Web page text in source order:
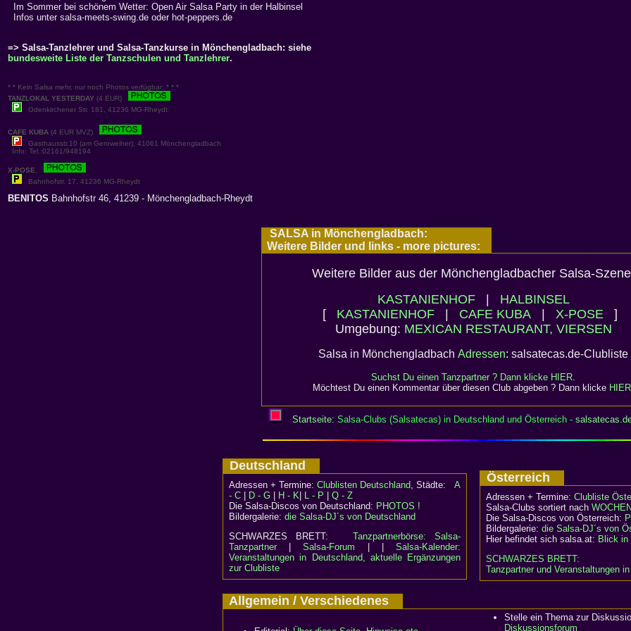
Im Sommer bei schönem Wetter: Open Air Salsa Party in der Halbinsel
Infos unter salsa-meets-swing.de oder hot-peppers.de
=> Salsa-Tanzlehrer und Salsa-Tanzkurse in Mönchengladbach: siehe
bundesweite Liste der Tanzschulen und Tanzlehrer.
* * Kein Salsa mehr, nur noch Photos verfügbar: * * *
TANZLOKAL YESTERDAY (4 EUR)
Odenkirchener Str. 181, 41236 MG-Rheydt
CAFE KUBA (4 EUR MVZ)
Gasthausstr.10 (am Geroweiher), 41061 Mönchengladbach
Info: Tel.:02161/948194
X-POSE,
Bahnhofstr. 17, 41236 MG-Rheydt
BENITOS Bahnhofstr 46, 41239 - Mönchengladbach-Rheydt
SALSA in Mönchengladbach:
Weitere Bilder und links - more pictures:
Weitere Bilder aus der Mönchengladbacher Salsa-
KASTANIENHOF| HALBINSEL
[ KASTANIENHOF| CAFE KUBA| X-POSE]
Umgebung: MEXICAN RESTAURANT, VIERSEN
Salsa in Mönchengladbach Adressen: salsatecas.de-Clubliste
Suchst Du einen Tanzpartner ? Dann klicke HIER.
Möchtest Du einen Kommentar über diesen Club abgeben ? Dann klicke HIER
Startseite: Salsa-Clubs (Salsatecas) in Deutschland und Österreich -
Deutschland
Adressen + Termine: Clublisten Deutschland, Städte: A
- C
D - G H - K L - P
Q - Z
Die Salsa-Discos von Deutschland: PHOTOS !
Bildergalerie: die Salsa-DJ´s von Deutschland
SCHWARZES BRETT:Tanzpartnerbörse: Salsa-
Tanzpartner|Salsa-Forum | |Salsa-Kalender:
Veranstaltungen in Deutschland, aktuelle Ergänzungen
zur Clubliste
Österreich
Adressen + Termine: Clubliste
Salsa-Clubs sortiert nach
Die Salsa-Discos von Österreich:
Bildergalerie: die Salsa-DJ´s von
Hier befindet sich salsa.at: Blick in
SCHWARZES BRETT:
Tanzpartner und Veranstaltungen
Allgemein / Verschiedenes
Stelle ein Thema zur
Diskussionsforum